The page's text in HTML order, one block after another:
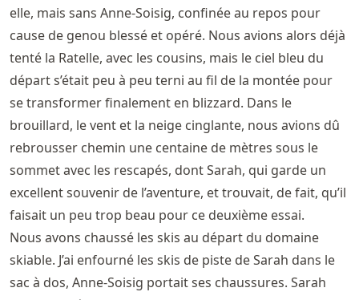
elle, mais sans Anne-Soisig, confinée au repos pour
cause de genou blessé et opéré. Nous avions alors déjà
tenté la Ratelle, avec les cousins, mais le ciel bleu du
départ s’était peu à peu terni au fil de la montée pour
se transformer finalement en blizzard. Dans le
brouillard, le vent et la neige cinglante, nous avions dû
rebrousser chemin une centaine de mètres sous le
sommet avec les rescapés, dont Sarah, qui garde un
excellent souvenir de l’aventure, et trouvait, de fait, qu’il
faisait un peu trop beau pour ce deuxième essai.
Nous avons chaussé les skis au départ du domaine
skiable. J’ai enfourné les skis de piste de Sarah dans le
sac à dos, Anne-Soisig portait ses chaussures. Sarah